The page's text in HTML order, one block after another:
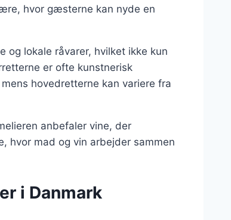
hvor gæsterne kan nyde en
lokale råvarer, hvilket ikke kun
er ofte kunstnerisk
hovedretterne kan variere fra
anbefaler vine, der
hvor mad og vin arbejder sammen
i Danmark